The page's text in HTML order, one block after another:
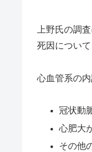
上野氏の調
死因につい
心血管系の内
冠状動
心肥大
その他